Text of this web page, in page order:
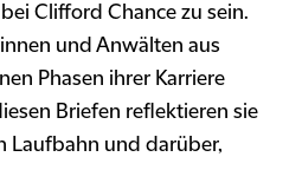
Clifford Chance zu sein.
und Anwälten aus
Phasen ihrer Karriere
Briefen reflektieren sie
Laufbahn und darüber,